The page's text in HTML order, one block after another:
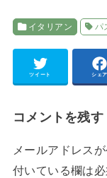
イタリアン パ
ツイート シェア
コメントを残す
メールアドレス
付いている欄は